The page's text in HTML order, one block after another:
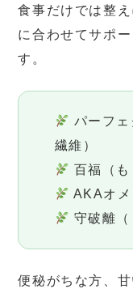
食事だけでは整
に合わせてサポ
す。
パーフ
繊維）
百福（も
AKAオメ
守破離（
便秘がちな方、